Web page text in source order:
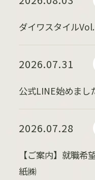
ダイワスタイル
2026.07.31
公式LINE始めまし
2026.07.28
【ご案内】就職
紙㈱